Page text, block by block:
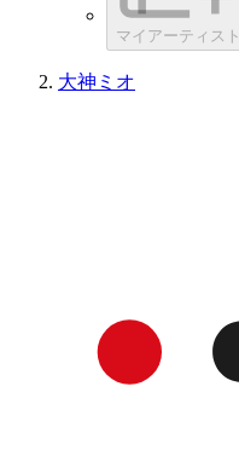
マイアーティスト
大神ミオ